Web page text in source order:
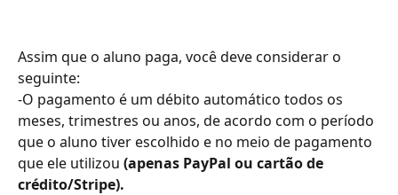
Assim que o aluno paga, você deve considerar o
seguinte:
-O pagamento é um débito automático todos os
meses, trimestres ou anos, de acordo com o período
que o aluno tiver escolhido e no meio de pagamento
que ele utilizou (apenas PayPal ou cartão de
crédito/Stripe).